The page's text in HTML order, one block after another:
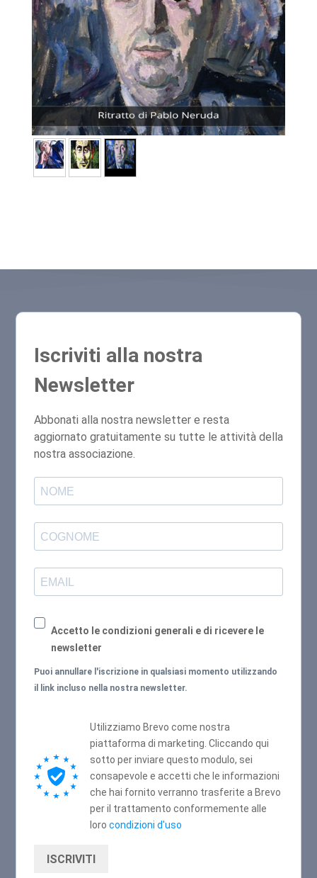
Iscriviti alla nostra
Newsletter
Abbonati alla nostra newsletter e resta
aggiornato gratuitamente su tutte le attività della
nostra associazione.
Accetto le condizioni generali e di ricevere le
newsletter
Puoi annullare l'iscrizione in qualsiasi momento utilizzando
il link incluso nella nostra newsletter.
Utilizziamo Brevo come nostra
piattaforma di marketing. Cliccando qui
sotto per inviare questo modulo, sei
consapevole e accetti che le informazioni
che hai fornito verranno trasferite a Brevo
per il trattamento conformemente alle
loro condizioni d'uso
ISCRIVITI